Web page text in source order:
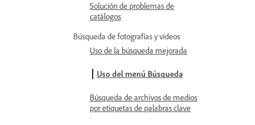
Solución de problemas de
catálogos
Búsqueda de fotografías y vídeos
Uso de la búsqueda mejorada
Uso del menú Búsqueda
Búsqueda de archivos de medios
por etiquetas de palabras clave